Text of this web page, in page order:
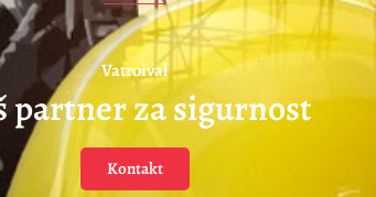
Vatroival
partner za sigurnost
Kontakt